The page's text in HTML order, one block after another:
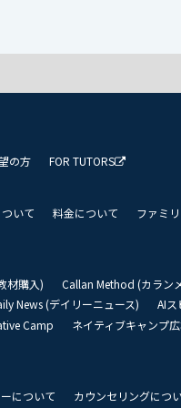
の方 FOR TUTORS
いて 料金について
ファミ
材購入)
Callan Method (カラン
News (デイリーニュース)
AI
Camp ネイティブキャンプ
について カウンセリングにつ